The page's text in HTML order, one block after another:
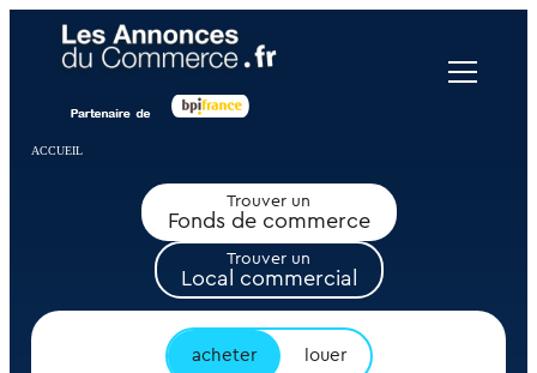
ACCUEIL
Trouver un
Fonds de commerce
Trouver un
Local commercial
acheter louer
Panneau de gestion des cookies